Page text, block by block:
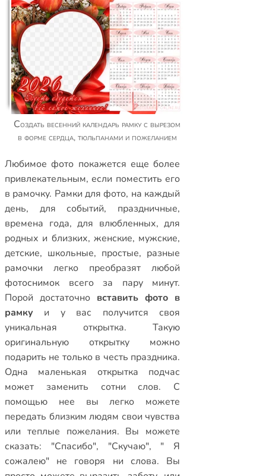
Создать весенний календарь рамку с вырезом
в форме сердца, тюльпанами и пожеланием
Любимое фото покажется еще более
привлекательным, если поместить его
в рамочку. Рамки для фото, на каждый
день, для событий, праздничные,
времена года,для влюбленных,для
родных и близких, женские, мужские,
детские, школьные, простые, разные
рамочки легко преобразят любой
фотоснимок всего за пару минут.
Порой достаточно вставить фото в
рамку и у вас получится своя
уникальная открытка. Такую
оригинальную открытку можно
подарить не только в честь праздника.
Одна маленькая открытка подчас
может заменить сотни слов. С
помощью нее вы легко можете
передать близким людям свои чувства
или теплые пожелания. Вы можете
сказать: "Спасибо", "Скучаю", " Я
сожалею" не говоря ни слова. Вы